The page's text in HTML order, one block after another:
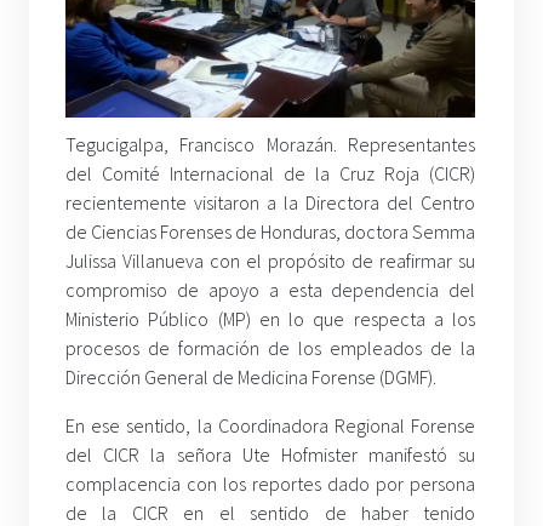
Tegucigalpa, Francisco Morazán. Representantes
del Comité Internacional de la Cruz Roja (CICR)
recientemente visitaron a la Directora del Centro
de Ciencias Forenses de Honduras, doctora Semma
Julissa Villanueva con el propósito de reafirmar su
compromiso de apoyo a esta dependencia del
Ministerio Público (MP) en lo que respecta a los
procesos de formación de los empleados de la
Dirección General de Medicina Forense (DGMF).
En ese sentido, la Coordinadora Regional Forense
del CICR la señora Ute Hofmister manifestó su
complacencia con los reportes dado por persona
de la CICR en el sentido de haber tenido